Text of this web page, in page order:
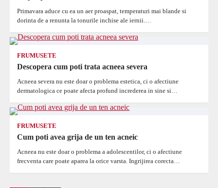
Primavara aduce cu ea un aer proaspat, temperaturi mai blande si
dorinta de a renunta la tonurile inchise ale iernii.…
FRUMUSETE
Descopera cum poti trata acneea severa
Acneea severa nu este doar o problema estetica, ci o afectiune
dermatologica ce poate afecta profund increderea in sine si…
FRUMUSETE
Cum poti avea grija de un ten acneic
Acneea nu este doar o problema a adolescentilor, ci o afectiune
frecventa care poate aparea la orice varsta. Ingrijirea corecta…